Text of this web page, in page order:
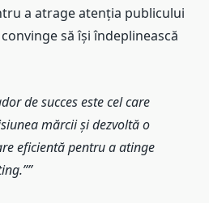
a atrage atenția publicului
să își îndeplinească
de succes este cel care
mărcii și dezvoltă o
eficientă pentru a atinge